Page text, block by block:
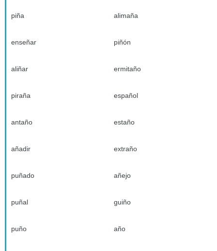
piña alimaña
enseñar piñón
aliñar ermitaño
piraña español
antaño estaño
añadir extraño
puñado añejo
puñal guiño
puño año